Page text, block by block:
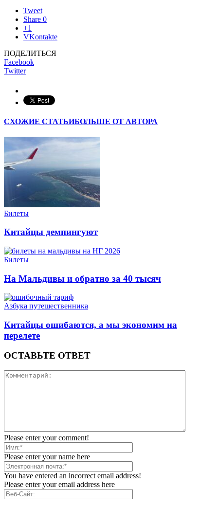
Tweet
Share 0
+1
VKontakte
ПОДЕЛИТЬСЯ
Facebook
Twitter
СХОЖИЕ СТАТЬИБОЛЬШЕ ОТ АВТОРА
Билеты
Китайцы демпингуют
Билеты
На Мальдивы и обратно за 40 тысяч
Азбука путешественника
Китайцы ошибаются, а мы экономим на
перелете
ОСТАВЬТЕ ОТВЕТ
Please enter your comment!
Please enter your name here
You have entered an incorrect email address!
Please enter your email address here